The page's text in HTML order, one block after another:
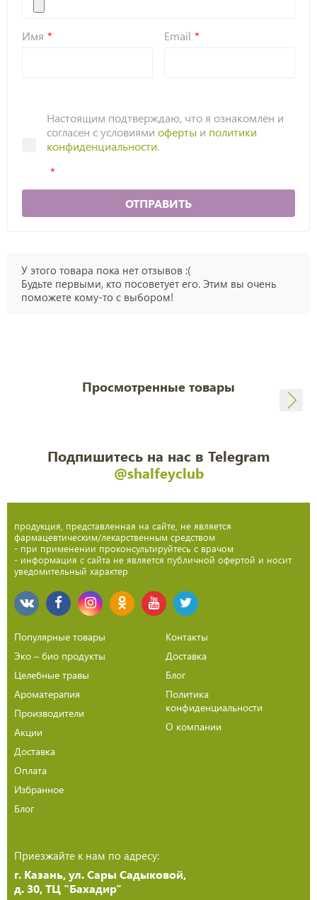
Имя Email
Настоящим подтверждаю, что я ознакомлен и
согласен с условиями оферты и политики
конфиденциальности.
ОТПРАВИТЬ
У этого товара пока нет отзывов :(
Будьте первыми, кто посоветует его. Этим вы очень
поможете кому-то с выбором!
Просмотренные товары
Подпишитесь на нас в Telegram
@shalfeyclub
продукция, представленная на сайте, не является
фармацевтическим/лекарственным средством
- при применении проконсультируйтесь с врачом
- информация с сайта не является публичной офертой и носит
уведомительный характер
Популярные товары
Эко – био продукты
Целебные травы
Ароматерапия
Производители
Акции
Доставка
Оплата
Избранное
Блог
Контакты
Доставка
Блог
Политика
конфиденциальности
О компании
Приезжайте к нам по адресу:
г. Казань, ул. Сары Садыковой,
д. 30, ТЦ "Бахадир"